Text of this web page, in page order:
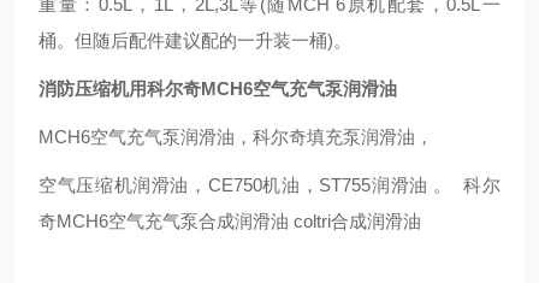
重量：0.5L，1L，2L,3L等(随MCH 6原机配套，0.5L一
桶。但随后配件建议配的一升装一桶)。
消防压缩机用科尔奇MCH6空气充气泵润滑油
MCH6空气充气泵润滑油，科尔奇填充泵润滑油，
空气压缩机润滑油，CE750机油，ST755润滑油 。 科尔
奇MCH6空气充气泵合成润滑油 coltri合成润滑油